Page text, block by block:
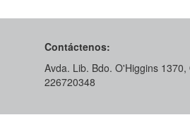
Contáctenos:
Avda. Lib. Bdo. O'Higgins
226720348